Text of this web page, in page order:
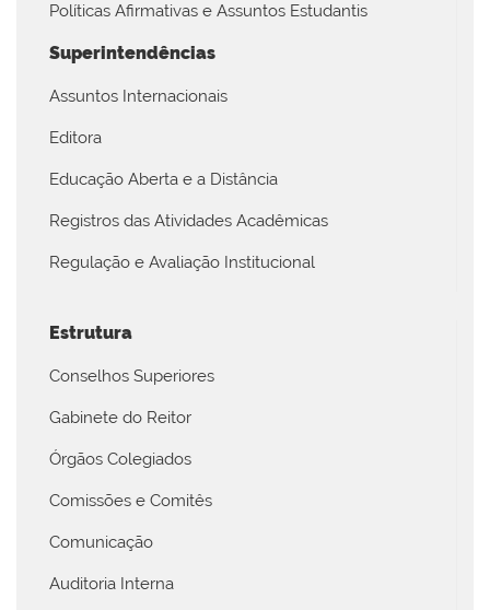
Políticas Afirmativas e Assuntos Estudantis
Superintendências
Assuntos Internacionais
Editora
Educação Aberta e a Distância
Registros das Atividades Acadêmicas
Regulação e Avaliação Institucional
Estrutura
Conselhos Superiores
Gabinete do Reitor
Órgãos Colegiados
Comissões e Comitês
Comunicação
Auditoria Interna